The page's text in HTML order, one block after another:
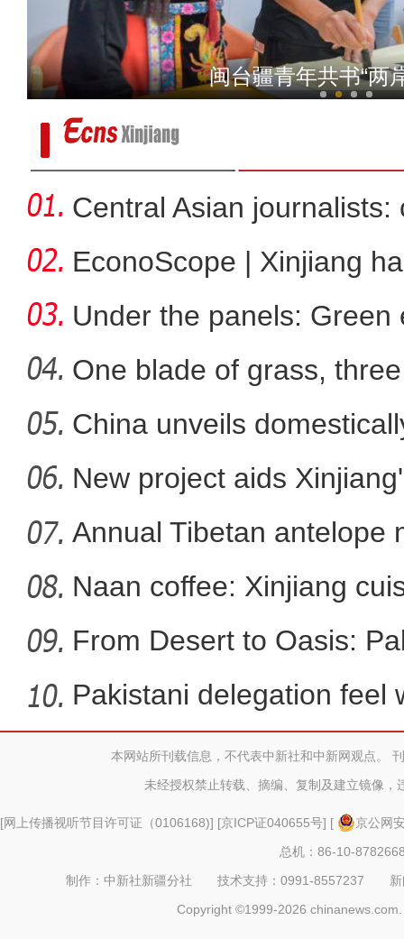
台湾青年在新疆打馕、跳舞、做“小羊
保障为战！直击武警新疆总队
黄印华二十余载五次访疆：这
闽台疆青年共书“两
Central Asian journalists:
EconoScope | Xinjiang
energ
Under the panels: Green
more
One blade of grass,
China unveils
f
New project aids
Annual Tibetan antelope
Naan coffee: Xinjiang
From Desert to Oasis:
Pakistani delegation feel
developm
本网站所刊载信息，不代表中新社和中新网观点。
未经授权禁止转载、摘编、复制及建立镜像，
[网上传播视听节目许可证（0106168)] [京ICP证040655号] [
京公网
总机：86-10-
制作：中新社新疆分社 技术支持：0991-8557237
Copyright ©1999-2026